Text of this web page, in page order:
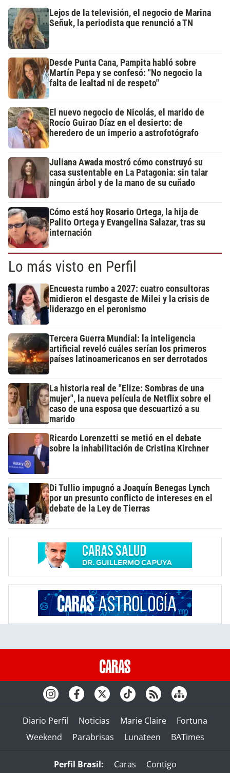
Lejos de la televisión, el negocio de Marina
Señuk, la periodista que renunció a TN
Desde Punta Cana, Pampita habló sobre
Martín Pepa y se confesó: "No negocio la
falta de lealtad ni de respeto"
El nuevo negocio de Nicolás, el marido de
Rocío Guirao Díaz en el desierto: de
heredero de un imperio a astrofotógrafo
Juliana Awada mostró cómo construyó su
casa sustentable en La Patagonia: sin talar
ningún árbol y de la mano de su cuñado
Cómo está hoy Rosario Ortega, la hija de
Palito Ortega y Evangelina Salazar, tras su
internación
Lo más visto en Perfil
Encuesta rumbo a 2027: cuatro consultoras
midieron el desgaste de Milei y la crisis de
liderazgo en el peronismo
Tercera Guerra Mundial: la inteligencia
artificial reveló cuáles serían los primeros
países latinoamericanos en ser derrotados
La historia real de "Elize: Sombras de una
mujer", la nueva película de Netflix sobre el
caso de una esposa que descuartizó a su
marido
Ricardo Lorenzetti se metió en el debate
sobre la inhabilitación de Cristina Kirchner
Di Tullio impugnó a Joaquín Benegas Lynch
por un presunto conflicto de intereses en el
debate de la Ley de Tierras
Diario Perfil Noticias Marie Claire
Fortuna
Weekend
Parabrisas Lunateen BATimes
Perfil Brasil: Caras Contigo